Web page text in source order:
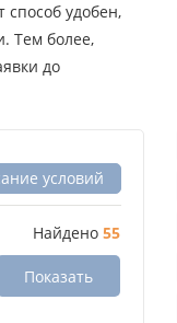
удобен,
Тем более,
до
условий
Найдено55
Показать